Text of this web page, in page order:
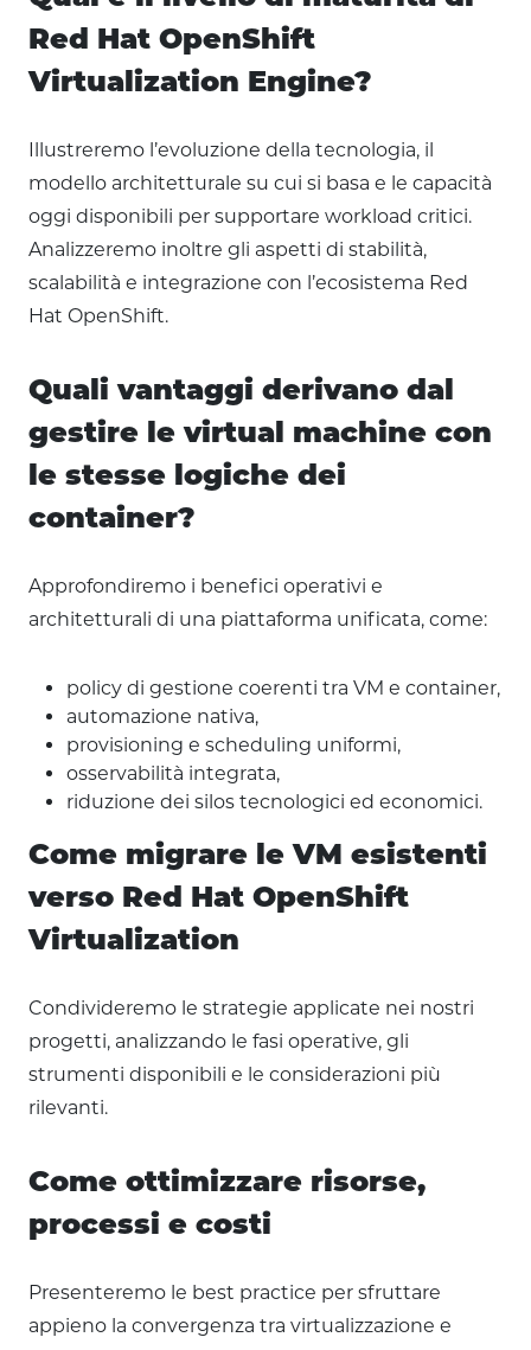
Red Hat OpenShift
Virtualization Engine?
Illustreremo l’evoluzione della tecnologia, il
modello architetturale su cui si basa e le capacità
oggi disponibili per supportare workload critici.
Analizzeremo inoltre gli aspetti di stabilità,
scalabilità e integrazione con l’ecosistema Red
Hat OpenShift.
Quali vantaggi derivano dal
gestire le virtual machine con
le stesse logiche dei
container?
Approfondiremo i benefici operativi e
architetturali di una piattaforma unificata, come:
policy di gestione coerenti tra VM e container,
automazione nativa,
provisioning e scheduling uniformi,
osservabilità integrata,
riduzione dei silos tecnologici ed economici.
Come migrare le VM esistenti
verso Red Hat OpenShift
Virtualization
Condivideremo le strategie applicate nei nostri
progetti, analizzando le fasi operative, gli
strumenti disponibili e le considerazioni più
rilevanti.
Come ottimizzare risorse,
processi e costi
Presenteremo le best practice per sfruttare
appieno la convergenza tra virtualizzazione e